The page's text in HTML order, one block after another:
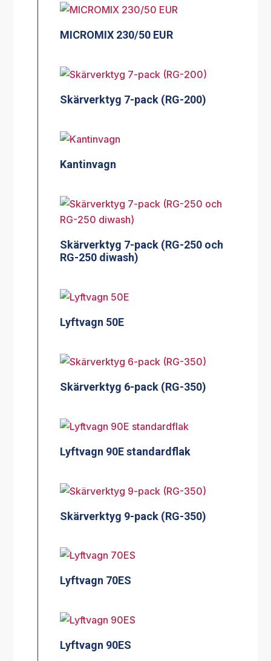
MICROMIX 230/50 EUR
Skärverktyg 7-pack (RG-200)
Kantinvagn
Skärverktyg 7-pack (RG-250 och
RG-250 diwash)
Lyftvagn 50E
Skärverktyg 6-pack (RG-350)
Lyftvagn 90E standardflak
Skärverktyg 9-pack (RG-350)
Lyftvagn 70ES
Lyftvagn 90ES